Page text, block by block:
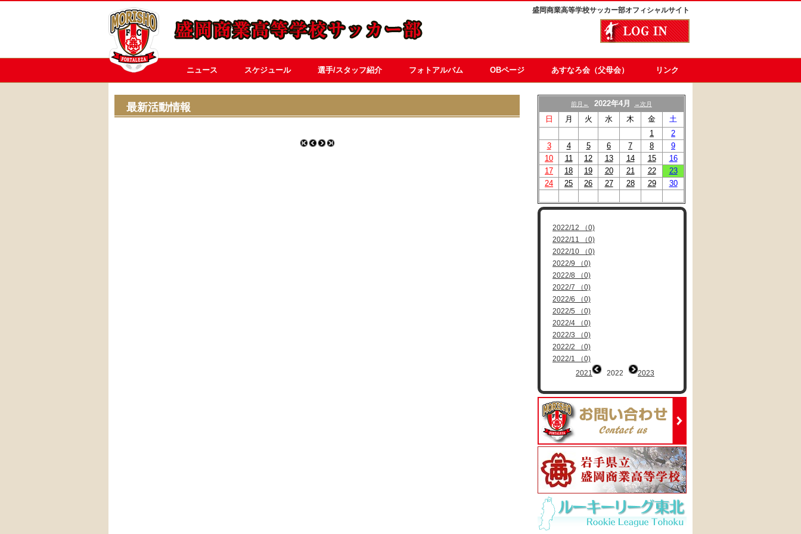
盛岡商業高等学校サッカー部オフィシャルサイト
ニュース スケジュール 選手/スタッフ紹介 フォトアルバム OBページ あすなろ会（父母会） リンク
最新活動情報 前月← 2022年4月 →次月
日 月 火 水 木 金
土
1
2
3
4 5 6 7 8
9
10
11 12 13 14 15
16
17
18 19 20 21 22
23
24
25 26 27 28 29 30
2022/12 （0)
2022/11 （0)
2022/10 （0)
2022/9 （0)
2022/8 （0)
2022/7 （0)
2022/6 （0)
2022/5 （0)
2022/4 （0)
2022/3 （0)
2022/2 （0)
2022/1 （0)
2021
2022 2023